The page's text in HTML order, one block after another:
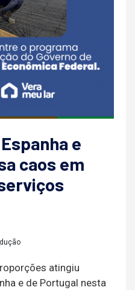
e
caos em
atingiu
e de Portugal nesta